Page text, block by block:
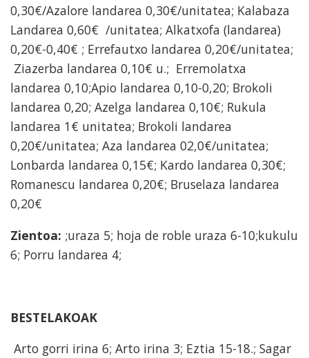
0,30€/Azalore landarea 0,30€/unitatea; Kalabaza
Landarea 0,60€ /unitatea; Alkatxofa (landarea)
0,20€-0,40€ ; Errefautxo landarea 0,20€/unitatea;
Ziazerba landarea 0,10€ u.; Erremolatxa
landarea 0,10;Apio landarea 0,10-0,20; Brokoli
landarea 0,20; Azelga landarea 0,10€; Rukula
landarea 1€ unitatea; Brokoli landarea
0,20€/unitatea; Aza landarea 02,0€/unitatea;
Lonbarda landarea 0,15€; Kardo landarea 0,30€;
Romanescu landarea 0,20€; Bruselaza landarea
0,20€
Zientoa: ;uraza 5; hoja de roble uraza 6-10;kukulu
6; Porru landarea 4;
BESTELAKOAK
Arto gorri irina 6; Arto irina 3; Eztia 15-18.; Sagar